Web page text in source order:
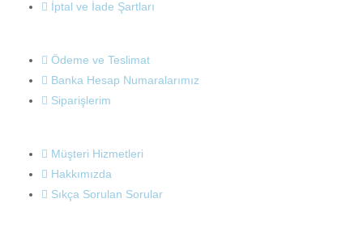
İptal ve İade Şartları
Ödeme ve Teslimat
Banka Hesap Numaralarımız
Siparişlerim
Müşteri Hizmetleri
Hakkımızda
Sıkça Sorulan Sorular